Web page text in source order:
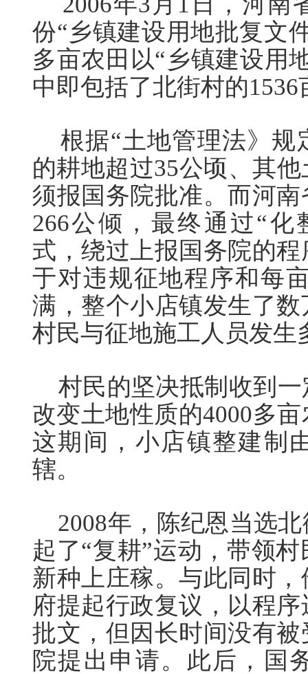
份“乡镇建设用地批复文
多亩农田以“乡镇建设用
中即包括了北街村的1536
根据“土地管理法》规
的耕地超过35公顷、其
须报国务院批准。而河
266公倾，最终通过“
式，绕过上报国务院的
于对违规征地程序和每
满，整个小店镇发生了
村民与征地施工人员发
村民的坚决抵制收到一
改变土地性质的4000多
这期间，小店镇整建制
辖。
2008年，陈纪恩当选
起了“复耕”运动，带领
新种上庄稼。与此同时
府提起行政复议，以程
批文，但因长时间没有
院提出申请。此后，国